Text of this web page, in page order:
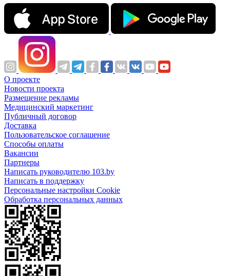
О проекте
Новости проекта
Размещение рекламы
Медицинский маркетинг
Публичный договор
Доставка
Пользовательское соглашение
Способы оплаты
Вакансии
Партнеры
Написать руководителю 103.by
Написать в поддержку
Персональные настройки Cookie
Обработка персональных данных